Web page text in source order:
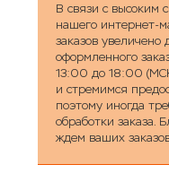
В связи с высоким
нашего интернет-
заказов увеличено
оформленного
13:00 до 18:00
и стремимся
поэтому иногда
обработки заказа.
ждем ваших